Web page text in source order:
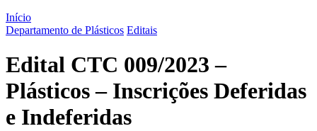
Início
Departamento de Plásticos Editais
Edital CTC 009/2023 –
Plásticos – Inscrições Deferidas
e Indeferidas